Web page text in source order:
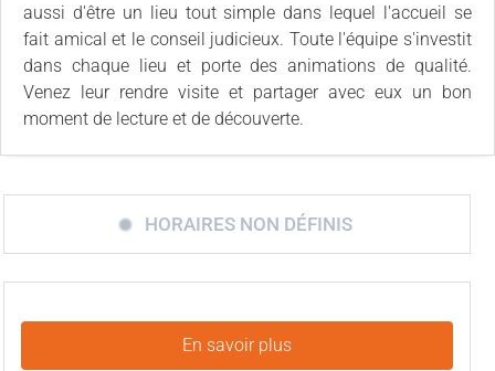
aussi d'être un lieu tout simple dans lequel l'accueil se
fait amical et le conseil judicieux. Toute l'équipe s'investit
dans chaque lieu et porte des animations de qualité.
Venez leur rendre visite et partager avec eux un bon
moment de lecture et de découverte.
HORAIRES NON DÉFINIS
En savoir plus